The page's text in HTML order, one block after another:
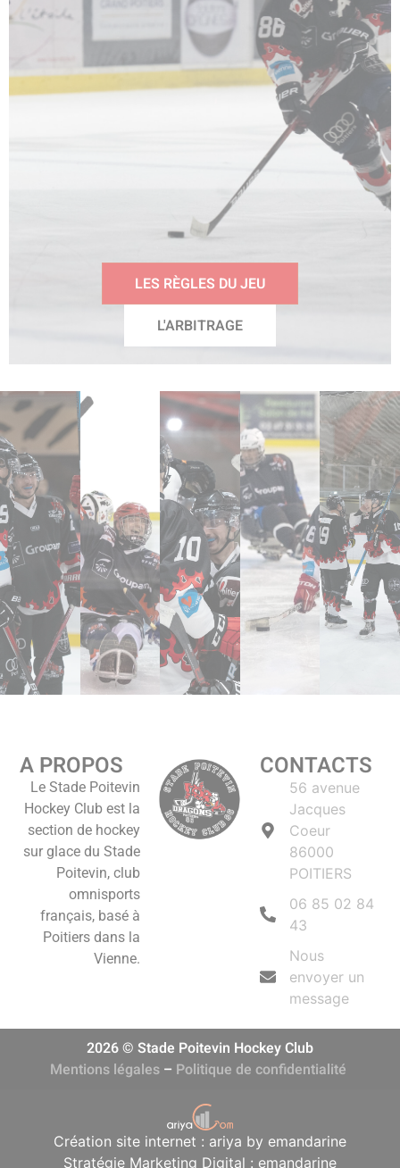
LES RÈGLES DU JEU
L'ARBITRAGE
A PROPOS
Le Stade Poitevin
Hockey Club est la
section de hockey
sur glace du Stade
Poitevin, club
omnisports
français, basé à
Poitiers dans la
Vienne.
CONTACTS
56 avenue
Jacques
Coeur
86000
POITIERS
06 85 02 84
43
Nous
envoyer un
message
2026 © Stade Poitevin Hockey Club
Mentions légales – Politique de confidentialité
Création site internet : ariya by emandarine
Stratégie Marketing Digital : emandarine